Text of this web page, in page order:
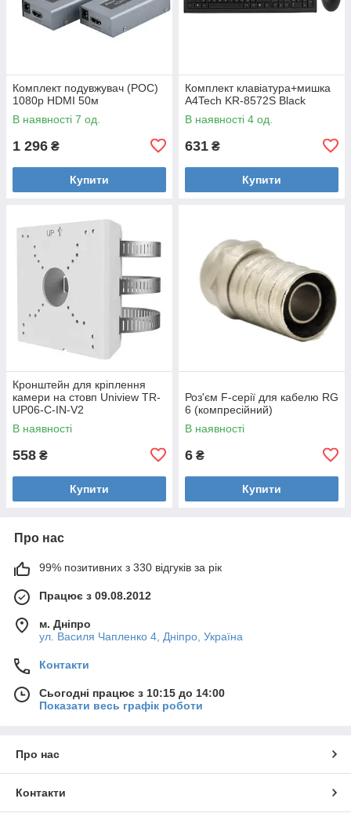
Комплект подувжувач (POC)
1080p HDMI 50м
В наявності 7 од.
1 296 ₴
Купити
Комплект клавіатура+мишка
A4Tech KR-8572S Black
В наявності 4 од.
631 ₴
Купити
Кронштейн для кріплення
камери на стовп Uniview TR-
UP06-C-IN-V2
В наявності
558 ₴
Купити
Роз'єм F-серії для кабелю RG
6 (компресійний)
В наявності
6 ₴
Купити
Про нас
99% позитивних з 330 відгуків за рік
Працює з 09.08.2012
м. Дніпро
ул. Василя Чапленко 4, Дніпро, Україна
Контакти
Сьогодні працює з 10:15 до 14:00
Показати весь графік роботи
Про нас
Контакти